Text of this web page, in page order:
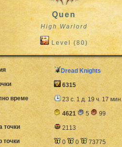
Quen
High Warlord
Level (80)
Dread Knights
6315
време
23 с. 1 д. 19 ч. 17 мин.
4621 5
99
точки
2113
точки
0 0
73775